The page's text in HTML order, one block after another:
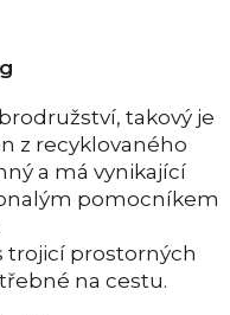
takový je
z recyklovaného
a má vynikající
pomocníkem
trojicí prostorných
na cestu.